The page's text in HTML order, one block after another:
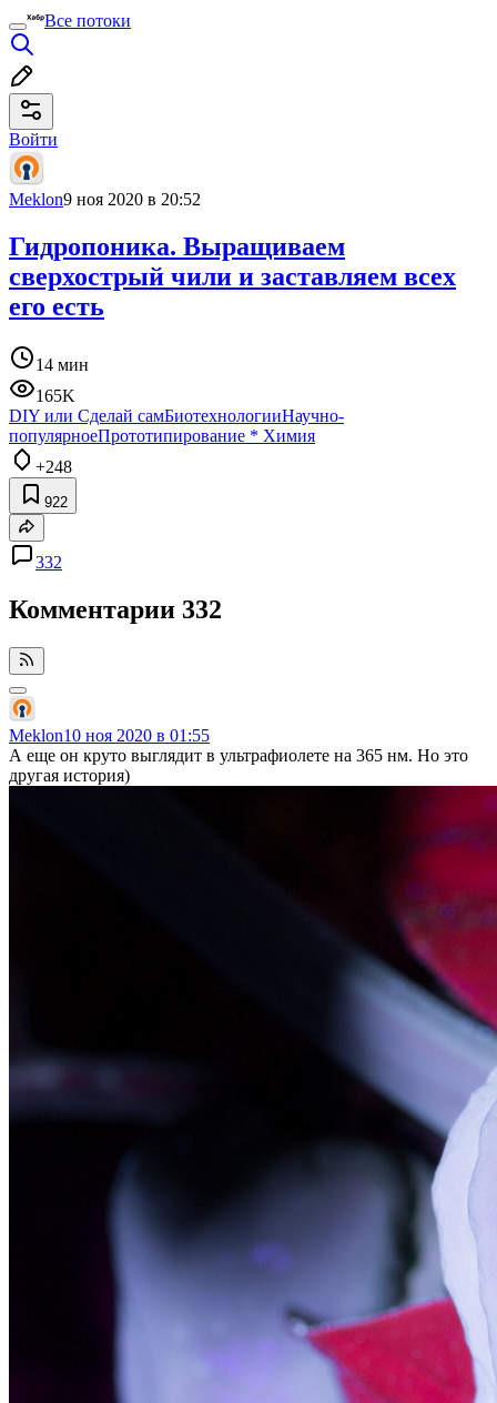
Все потоки
Войти
Meklon9 ноя 2020 в 20:52
Гидропоника. Выращиваем
сверхострый чили и заставляем всех
его есть
14 мин
165K
DIY или Сделай самБиотехнологииНаучно-
популярноеПрототипирование * Химия
+248
922
332
Комментарии 332
Meklon10 ноя 2020 в 01:55
А еще он круто выглядит в ультрафиолете на 365 нм. Но это
другая история)